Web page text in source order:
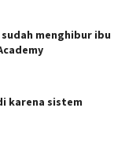
menghibur ibu
karena sistem